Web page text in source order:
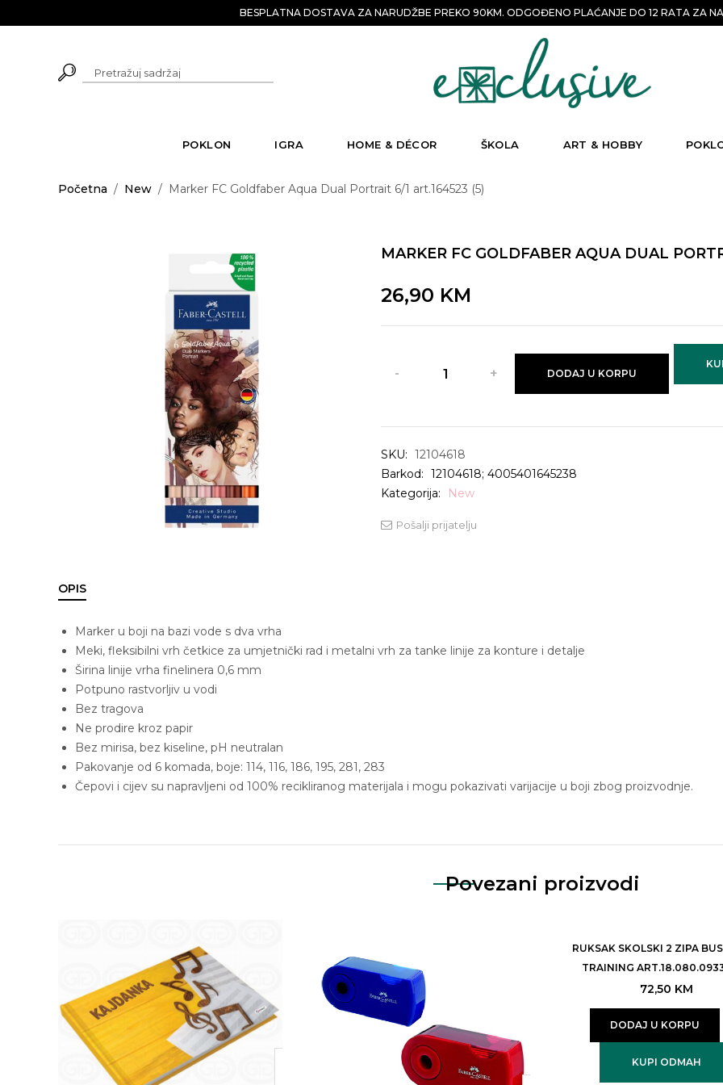
BESPLATNA DOSTAVA ZA NARUDŽBE PREKO 90KM. ODGOĐENO PLAĆANJE DO 12 RATA ZA
POKLON IGRA HOME & DÉCOR ŠKOLA ART & HOBBY
Početna / New / Marker FC Goldfaber Aqua Dual Portrait 6/1 art.164523 (5)
MARKER FC GOLDFABER AQUA DUAL
26,90 KM
DODAJ U KORPU
SKU: 12104618
Barkod: 12104618; 4005401645238
Kategorija:
New
Pošalji prijatelju
OPIS
Marker u boji na bazi vode s dva vrha
Meki, fleksibilni vrh četkice za umjetnički rad i metalni vrh za tanke linije za konture i detalje
Širina linije vrha finelinera 0,6 mm
Potpuno rastvorljiv u vodi
Bez tragova
Ne prodire kroz papir
Bez mirisa, bez kiseline, pH neutralan
Pakovanje od 6 komada, boje: 114, 116, 186, 195, 281, 283
Čepovi i cijev su napravljeni od 100% recikliranog materijala i mogu pokazivati ​​varijacije u boji zbog proizvodnje.
Povezani proizvodi
RUKSAK SKOLSKI 2 ZIPA
TRAINING
72,50 KM
DODAJ U KORPU
KUPI ODMAH